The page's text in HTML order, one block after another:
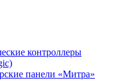
контроллеры
панели «Митра»